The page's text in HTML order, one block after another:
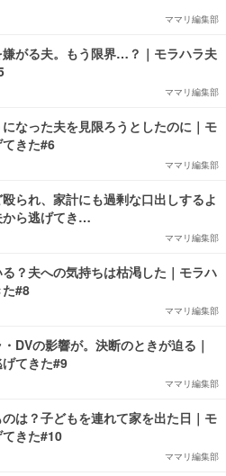
ママリ編集部
がる夫。もう限界…？｜モラハラ夫
ママリ編集部
なった夫を見限ろうとしたのに｜モ
きた#6
ママリ編集部
られ、家計にも過剰な口出しするよ
から逃げてき…
ママリ編集部
？夫への気持ちは枯渇した｜モラハ
#8
ママリ編集部
DVの影響が。決断のときが迫る｜
てきた#9
ママリ編集部
は？子どもを連れて家を出た日｜モ
きた#10
ママリ編集部